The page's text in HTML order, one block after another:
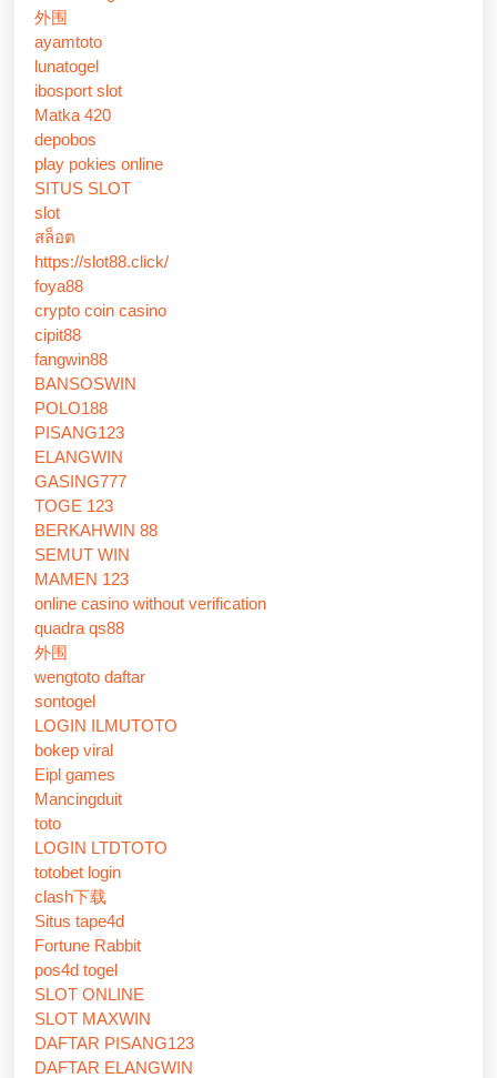
外围
ayamtoto
lunatogel
ibosport slot
Matka 420
depobos
play pokies online
SITUS SLOT
slot
สล็อต
https://slot88.click/
foya88
crypto coin casino
cipit88
fangwin88
BANSOSWIN
POLO188
PISANG123
ELANGWIN
GASING777
TOGE 123
BERKAHWIN 88
SEMUT WIN
MAMEN 123
online casino without verification
quadra qs88
外围
wengtoto daftar
sontogel
LOGIN ILMUTOTO
bokep viral
Eipl games
Mancingduit
toto
LOGIN LTDTOTO
totobet login
clash下载
Situs tape4d
Fortune Rabbit
pos4d togel
SLOT ONLINE
SLOT MAXWIN
DAFTAR PISANG123
DAFTAR ELANGWIN